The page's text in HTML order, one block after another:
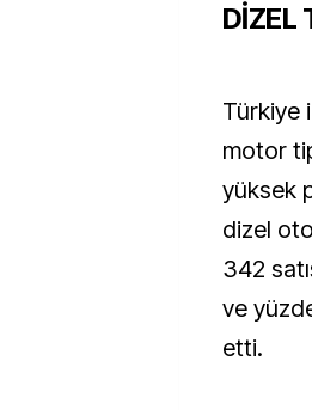
DİZEL
Türkiye
motor
yüksek
dizel
342
ve
etti.